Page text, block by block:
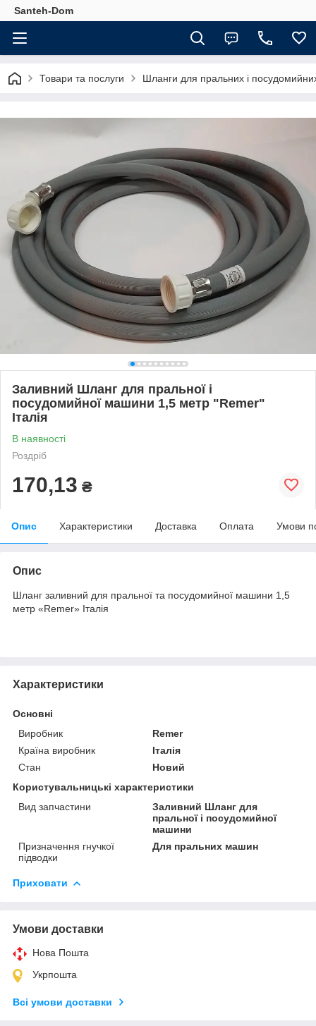
Santeh-Dom
Товари та послуги Шланги для пральних і
Заливний Шланг для пральної і
посудомийної машини 1,5 метр "Remer"
Італія
В наявності
Роздріб
170,13 ₴
Опис Характеристики Доставка Оплата Умови
Опис
Шланг заливний для пральної та посудомийної машини 1,5
метр «Remer» Італія
Характеристики
Основні
Виробник
Remer
Країна виробник
Італія
Стан
Новий
Користувальницькі характеристики
Вид запчастини
Заливний Шланг для
пральної і посудомийної
машини
Призначення гнучкої
підводки
Для пральних машин
Приховати
Умови доставки
Нова Пошта
Укрпошта
Всі умови доставки